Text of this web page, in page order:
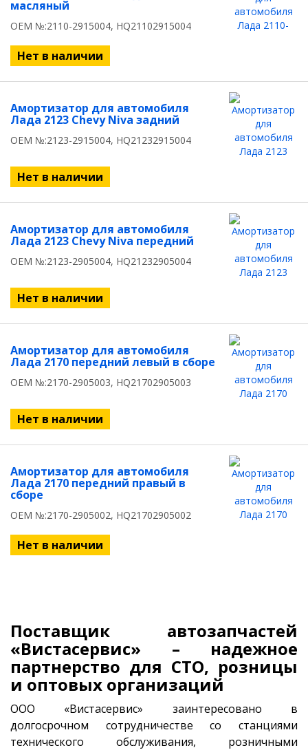
масляный
OEM №:2110-2915004, HQ21102915004
Нет в наличии
Амортизатор для автомобиля
Лада 2123 Chevy Niva задний
OEM №:2123-2915004, HQ21232915004
Нет в наличии
Амортизатор для автомобиля
Лада 2123 Chevy Niva передний
OEM №:2123-2905004, HQ21232905004
Нет в наличии
Амортизатор для автомобиля
Лада 2170 передний левый в сборе
OEM №:2170-2905003, HQ21702905003
Нет в наличии
Амортизатор для автомобиля
Лада 2170 передний правый в
сборе
OEM №:2170-2905002, HQ21702905002
Нет в наличии
Поставщик автозапчастей
«Вистасервис» – надежное
партнерство для СТО, розницы
и оптовых организаций
ООО «Вистасервис» заинтересовано в
долгосрочном сотрудничестве со станциями
технического обслуживания, розничными